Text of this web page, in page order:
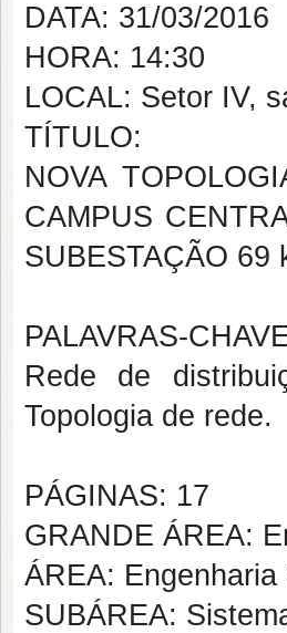
DATA: 31/03/2016
HORA: 14:30
LOCAL: Setor IV,
TÍTULO:
NOVA
CAMPUS
SUBESTAÇÃO 69
PALAVRAS-
Rede de
Topologia de rede.
PÁGINAS: 17
GRANDE ÁREA:
ÁREA: Engenharia
SUBÁREA: